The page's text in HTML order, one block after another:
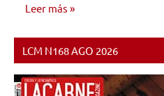
Leer más
CONCIERTOS
LCM N168 AGO 2026